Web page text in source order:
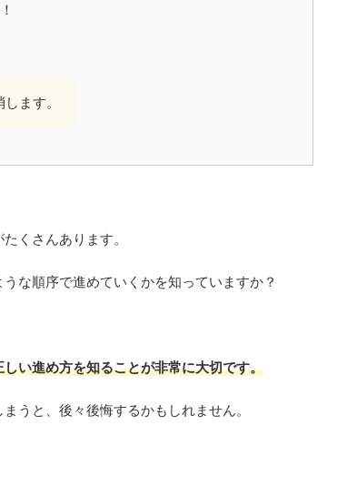
ます。
くさんあります。
な順序で進めていくかを知っていますか？
い進め方を知ることが非常に大切です。
うと、後々後悔するかもしれません。